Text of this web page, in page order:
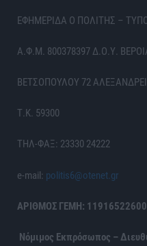
ΕΦΗΜΕΡΙΔΑ Ο ΠΟΛΙΤΗΣ –
Α.Φ.Μ. 800378397 Δ.Ο.Υ.
ΒΕΤΣΟΠΟΥΛΟΥ 72
Τ.Κ. 59300
ΤΗΛ-ΦΑΞ: 23330 24222
e-mail: politis6@otenet.gr
ΑΡΙΘΜΟΣ ΓΕΜΗ:
Νόμιμος Εκπρόσωπος –